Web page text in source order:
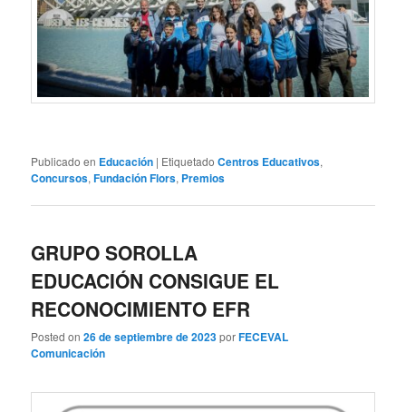
Publicado en Educación | Etiquetado Centros Educativos,
Concursos,Fundación Flors, Premios
GRUPO SOROLLA
EDUCACIÓN CONSIGUE EL
RECONOCIMIENTO EFR
Posted on26 de septiembre de 2023porFECEVAL
Comunicación